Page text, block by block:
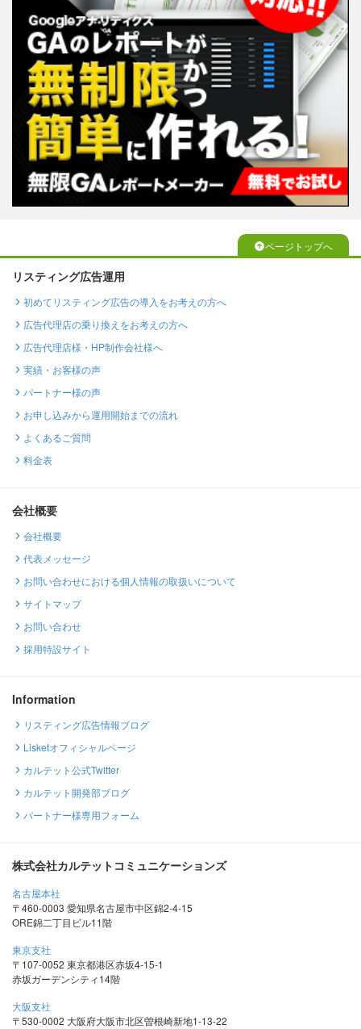
ページトップへ
リスティング広告運用
初めてリスティング広告の導入をお考えの方へ
広告代理店の乗り換えをお考えの方へ
広告代理店様・HP制作会社様へ
実績・お客様の声
パートナー様の声
お申し込みから運用開始までの流れ
よくあるご質問
料金表
会社概要
会社概要
代表メッセージ
お問い合わせにおける個人情報の取扱いについて
サイトマップ
お問い合わせ
採用特設サイト
Information
リスティング広告情報ブログ
Lisketオフィシャルページ
カルテット公式Twitter
カルテット開発部ブログ
パートナー様専用フォーム
株式会社カルテットコミュニケーションズ
名古屋本社
〒460-0003 愛知県名古屋市中区錦2-4-15
ORE錦二丁目ビル11階
東京支社
〒107-0052 東京都港区赤坂4-15-1
赤坂ガーデンシティ14階
大阪支社
〒530-0002 大阪府大阪市北区曽根崎新地1-13-22